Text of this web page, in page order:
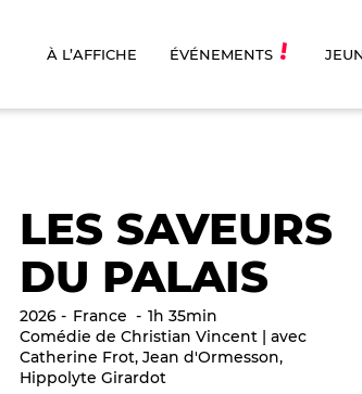
À L’AFFICHE ÉVÉNEMENTS
LES SAVEURS
DU PALAIS
2026 France
1h 35min
Comédie de Christian Vincent | avec
Catherine Frot, Jean d'Ormesson,
Hippolyte Girardot